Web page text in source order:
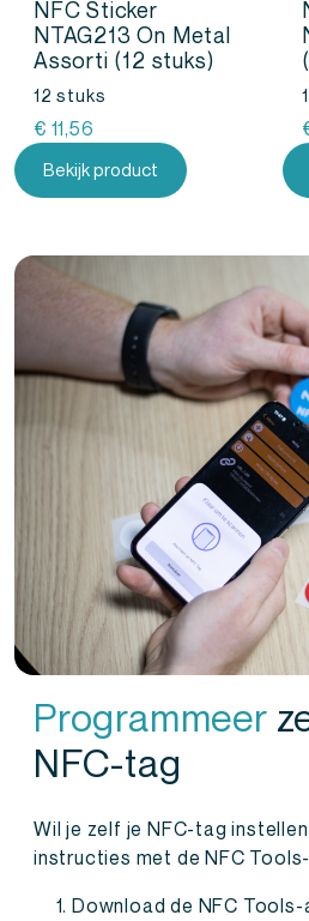
NFC Sticker
NTAG213 On Metal
Assorti (12 stuks)
12 stuks
€ 11,56
Bekijk product
Programmeer
NFC-tag
Wil je zelf je NFC-tag
instructies met de NFC
Download de NFC Tools-